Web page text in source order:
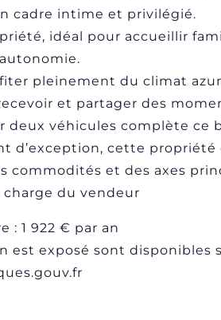
cadre intime et privilégié.
idéal pour accueillir
pleinement du climat
et partager des
deux véhicules complète ce
d’exception, cette
commodités et des axes
charge du vendeur
: 1 922 € par an
est exposé sont disponibles